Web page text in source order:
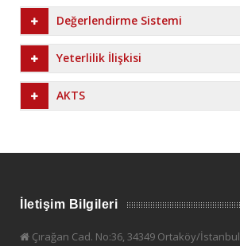
Değerlendirme Sistemi
Yeterlilik İlişkisi
AKTS
İletişim Bilgileri
Çırağan Cad. No:36, 34349 Ortaköy/İstanbul